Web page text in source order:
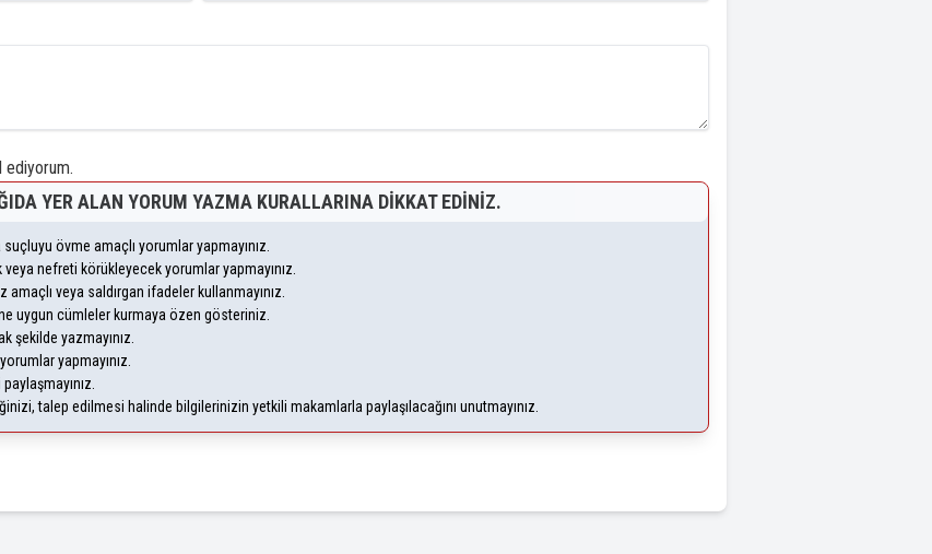
ediyorum.
YER ALAN YORUM YAZMA KURALLARINA DIKKAT EDINIZ.
övme amaçlı yorumlar yapmayınız.
nefreti körükleyecek yorumlar yapmayınız.
veya saldırgan ifadeler kullanmayınız.
uygun cümleler kurmaya özen gösteriniz.
şekilde yazmayınız.
yapmayınız.
talep edilmesi halinde bilgilerinizin yetkili makamlarla paylaşılacağını unutmayınız.